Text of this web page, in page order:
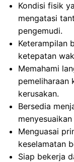
Kondisi fisik
mengatasi
pengemudi.
Keterampilan
ketepatan
Memahami
pemeliharaan
kerusakan.
Bersedia
Menguasai
keselamatan
Siap bekerja